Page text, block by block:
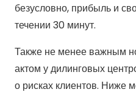
безусловно, прибыль и
течении 30 минут.
Также не менее важным
актом у дилинговых
о рисках клиентов. Ниже